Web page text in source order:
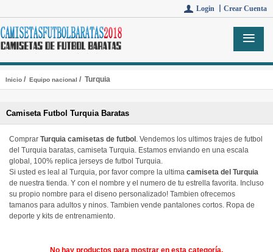
Login 丨 Crear Cuenta
Inicio/ Equipo nacional / Turquia
Camiseta Futbol Turquia Baratas
Comprar Turquia camisetas de futbol . Vendemos los ultimos trajes de futbol
del Turquia baratas, camiseta Turquia. Estamos enviando en una escala
global, 100% replica jerseys de futbol Turquia.
Si usted es leal al Turquia, por favor compre la ultima camiseta del Turquia
de nuestra tienda. Y con el nombre y el numero de tu estrella favorita. Incluso
su propio nombre para el diseno personalizado! Tambien ofrecemos
tamanos para adultos y ninos. Tambien vende pantalones cortos. Ropa de
deporte y kits de entrenamiento.
No hay productos para mostrar en esta categoría.